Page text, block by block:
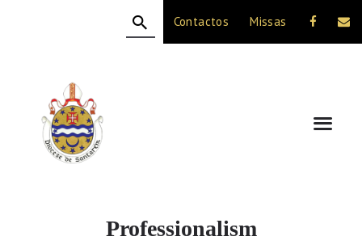
Contactos Missas
Professionalism
A DIOCESE
CELEBRAÇÃO
VIDA CRISTÃ
NOTÍCIAS